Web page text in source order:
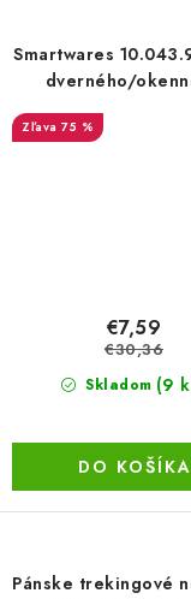
Smartwares
dverného/
75 %
Skladom (9
€7,59
€30,36
DO KOŠÍKA
Pánske trekingové